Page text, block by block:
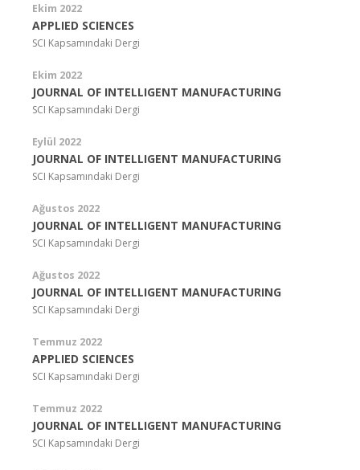
Ekim 2022
APPLIED SCIENCES
SCI Kapsamındaki Dergi
Ekim 2022
JOURNAL OF INTELLIGENT MANUFACTURING
SCI Kapsamındaki Dergi
Eylül 2022
JOURNAL OF INTELLIGENT MANUFACTURING
SCI Kapsamındaki Dergi
Ağustos 2022
JOURNAL OF INTELLIGENT MANUFACTURING
SCI Kapsamındaki Dergi
Ağustos 2022
JOURNAL OF INTELLIGENT MANUFACTURING
SCI Kapsamındaki Dergi
Temmuz 2022
APPLIED SCIENCES
SCI Kapsamındaki Dergi
Temmuz 2022
JOURNAL OF INTELLIGENT MANUFACTURING
SCI Kapsamındaki Dergi